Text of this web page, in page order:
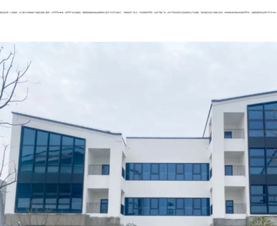
道往西一公里路程，这个新中式风格的产业园区便映入眼帘。从2020年拿地，到2021年启动建设，紧锣密鼓建设的临港黄桥智汇园于今年2月份竣工。“首期投资1.4亿元，开发用地约68亩，包含13栋厂房，其中12栋为四至五层的研发生产总部楼。”项目园区负责人朱峰介绍说，未来将延伸至地块东面的300亩，总建筑面积将达到9.4万平方米。